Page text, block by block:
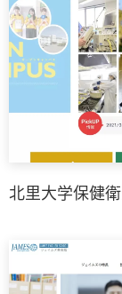
北里大学保健